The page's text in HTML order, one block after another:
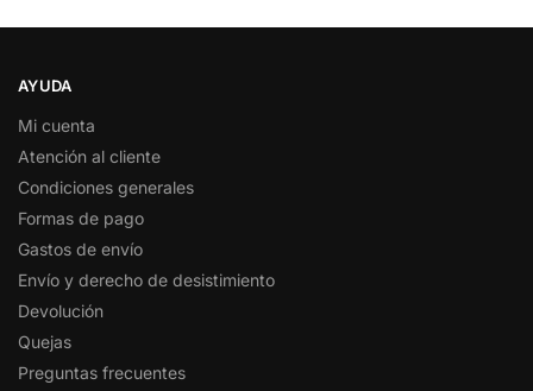
AYUDA
Mi cuenta
Atención al cliente
Condiciones generales
Formas de pago
Gastos de envío
Envío y derecho de desistimiento
Devolución
Quejas
Preguntas frecuentes